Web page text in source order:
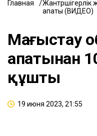
Главная
Жантүршігерлік
апаты (ВИДЕО)
Маңғыстау
апатынан
құшты
19 июня 2023, 21:55